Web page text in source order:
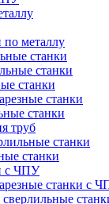
по металлу
станки
станки
станки
станки
станки
труб
станки
станки
с ЧПУ
станки с